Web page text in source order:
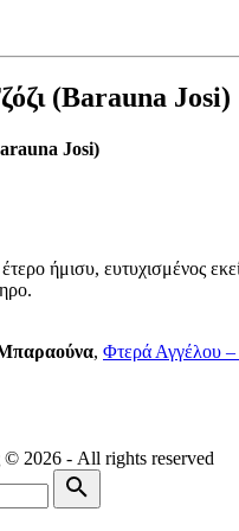
(Barauna Josi)
Josi)
ήμισυ, ευτυχισμένος
, Φτερά Αγγέλου
© 2026 - All rights reserved
Search
Search
for: